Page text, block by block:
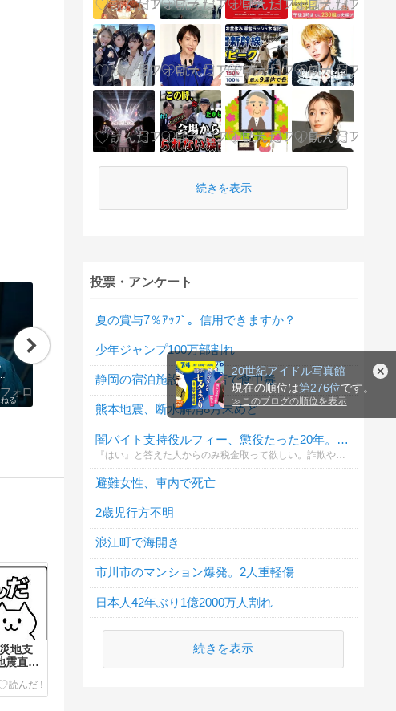
20世紀アイドル写真館
現在の順位は第276位です。
≫ このブログの順位を表示
る
【早稲田】“無銭飲
食”複数の早大生が関
与か 大学が異例の注
【画像】女さん、ム
ラムラして我慢でき
なくなり、男を襲う
ｗｗｗｗｗｗｗｗ
2時間20分前
爆誕芸能ニュース速報
NIC♡RY｜新渋谷系
ガールズラップデュ
オ・NIC♡RY、1stミ
ニアルバム
『NIC♡RY』リリー
ス 「サマグッタイ
2時間50分前
[宮城]
仙台"
3時間10
地支
震直後
・松
、頻繁
続きを表示
投票・アンケート
夏の賞与7％ｱｯﾌﾟ。信用できますか？
少年ジャンプ100万部割れ
静岡の宿泊施設の飲食店で食中毒
熊本地震、断水解消8月末めど
闇バイト支持役ルフィー、懲役たった20年。支持しますか？
避難女性、車内で死亡
2歳児行方不明
浪江町で海開き
市川市のマンション爆発。2人重軽傷
日本人42年ぶり1億2000万人割れ
続きを表示